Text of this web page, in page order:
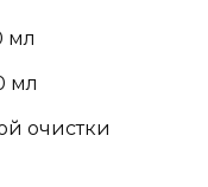
мл
мл
очистки